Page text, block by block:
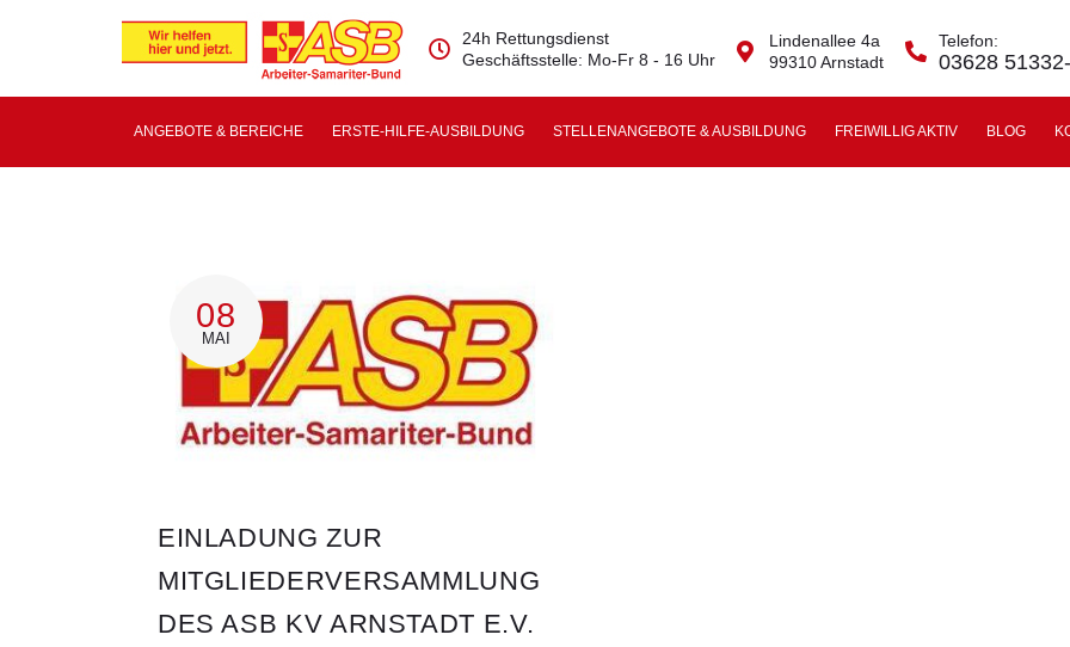
24h Rettungsdienst
Geschäftsstelle: Mo-Fr 8 - 16 Uhr
Lindenallee 4a
99310 Arnstadt
Telefon:
03628
ANGEBOTE & BEREICHE ERSTE-HILFE-AUSBILDUNG STELLENANGEBOTE & AUSBILDUNG FREIWILLIG AKTIV BLOG
08
MAI
EINLADUNG ZUR
MITGLIEDERVERSAMMLUNG
DES ASB KV ARNSTADT E.V.